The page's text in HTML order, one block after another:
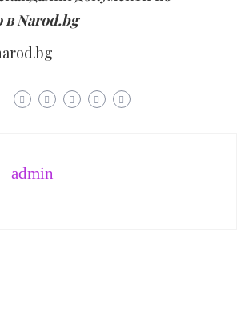
в Narod.bg
admin